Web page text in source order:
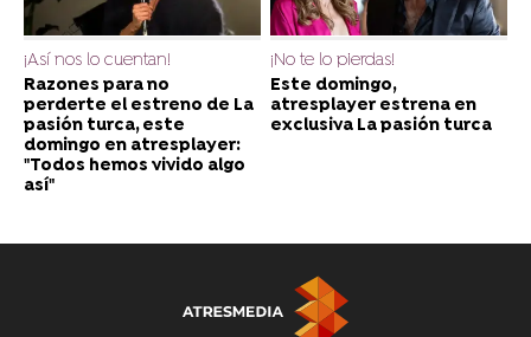
¡Así nos lo cuentan!
Razones para no
perderte el estreno de La
pasión turca, este
domingo en atresplayer:
"Todos hemos vivido algo
así"
¡No te lo pierdas!
Este domingo,
atresplayer estrena en
exclusiva La pasión turca